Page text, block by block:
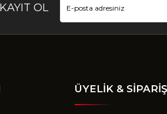
OL
ÜYELİK & SİPARİŞ